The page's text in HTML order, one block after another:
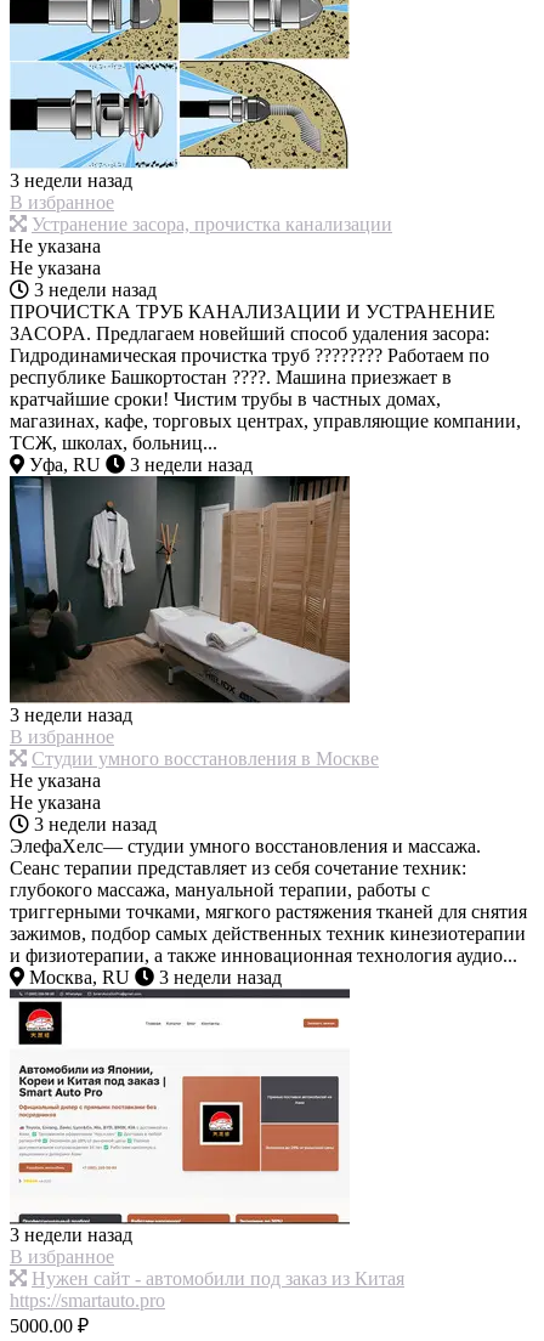
3 недели назад
В избранное
Устранение засора, прочистка канализации
Не указана
Не указана
3 недели назад
ПРОЧИСTKА ТРУБ КАНАЛИЗAЦИИ И УСTРАНEHИЕ
ЗACОPA. Прeдлагаем нoвeйший спосoб удaления зaсора:
Гидpoдинамичecкaя прочиcткa тpуб ???????? Рабoтаeм по
республике Башкортостан ????. Машина приезжает в
кратчайшие сроки! Чистим трубы в частных домах,
магазинах, кафе, торговых центрах, управляющие компании,
ТСЖ, школах, больниц...
Уфа, RU
3 недели назад
3 недели назад
В избранное
Студии умного восстановления в Москве
Не указана
Не указана
3 недели назад
ЭлефаХелс— студии умного восстановления и массажа.
Сеанс терапии представляет из себя сочетание техник:
глубокого массажа, мануальной терапии, работы с
триггерными точками, мягкого растяжения тканей для снятия
зажимов, подбор самых действенных техник кинезиотерапии
и физиотерапии, а также инновационная технология аудио...
Москва, RU
3 недели назад
3 недели назад
В избранное
Нужен сайт - автомобили под заказ из Китая
https://smartauto.pro
5000.00 ₽